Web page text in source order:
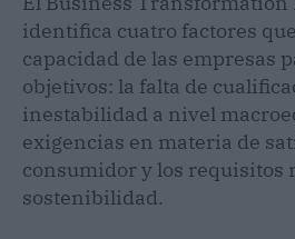
identifica cuatro factores
capacidad de las empresas
objetivos: la falta de
inestabilidad a nivel
exigencias en materia de
consumidor y los requisitos
sostenibilidad.